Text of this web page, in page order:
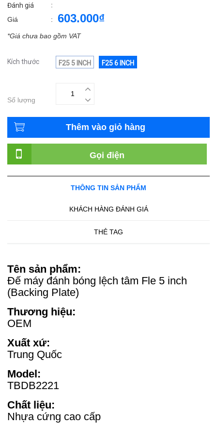
Đánh giá
:
Giá
: 603.000₫
*Giá chưa bao gồm VAT
Kích thước F25 5 INCH F25 6 INCH
Số lượng
Thêm vào giỏ hàng
Gọi điện
THÔNG TIN SẢN PHẨM
KHÁCH HÀNG ĐÁNH GIÁ
THẺ TAG
Tên sản phẩm:
Đế máy đánh bóng lệch tâm Fle 5 inch
(Backing Plate)
Thương hiệu:
OEM
Xuất xứ:
Trung Quốc
Model:
TBDB2221
Chất liệu:
Nhựa cứng cao cấp